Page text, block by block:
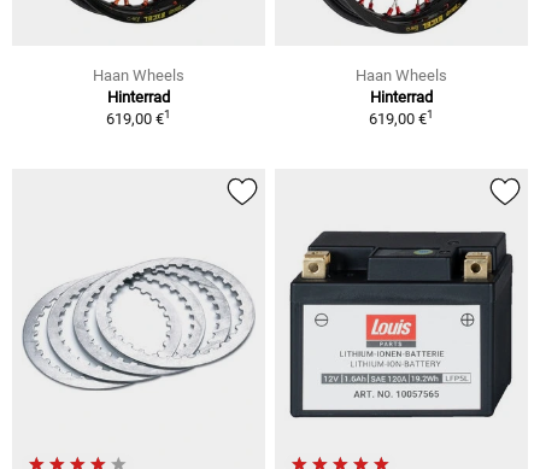
Haan Wheels
Hinterrad
619,00 €1
Haan Wheels
Hinterrad
619,00 €1